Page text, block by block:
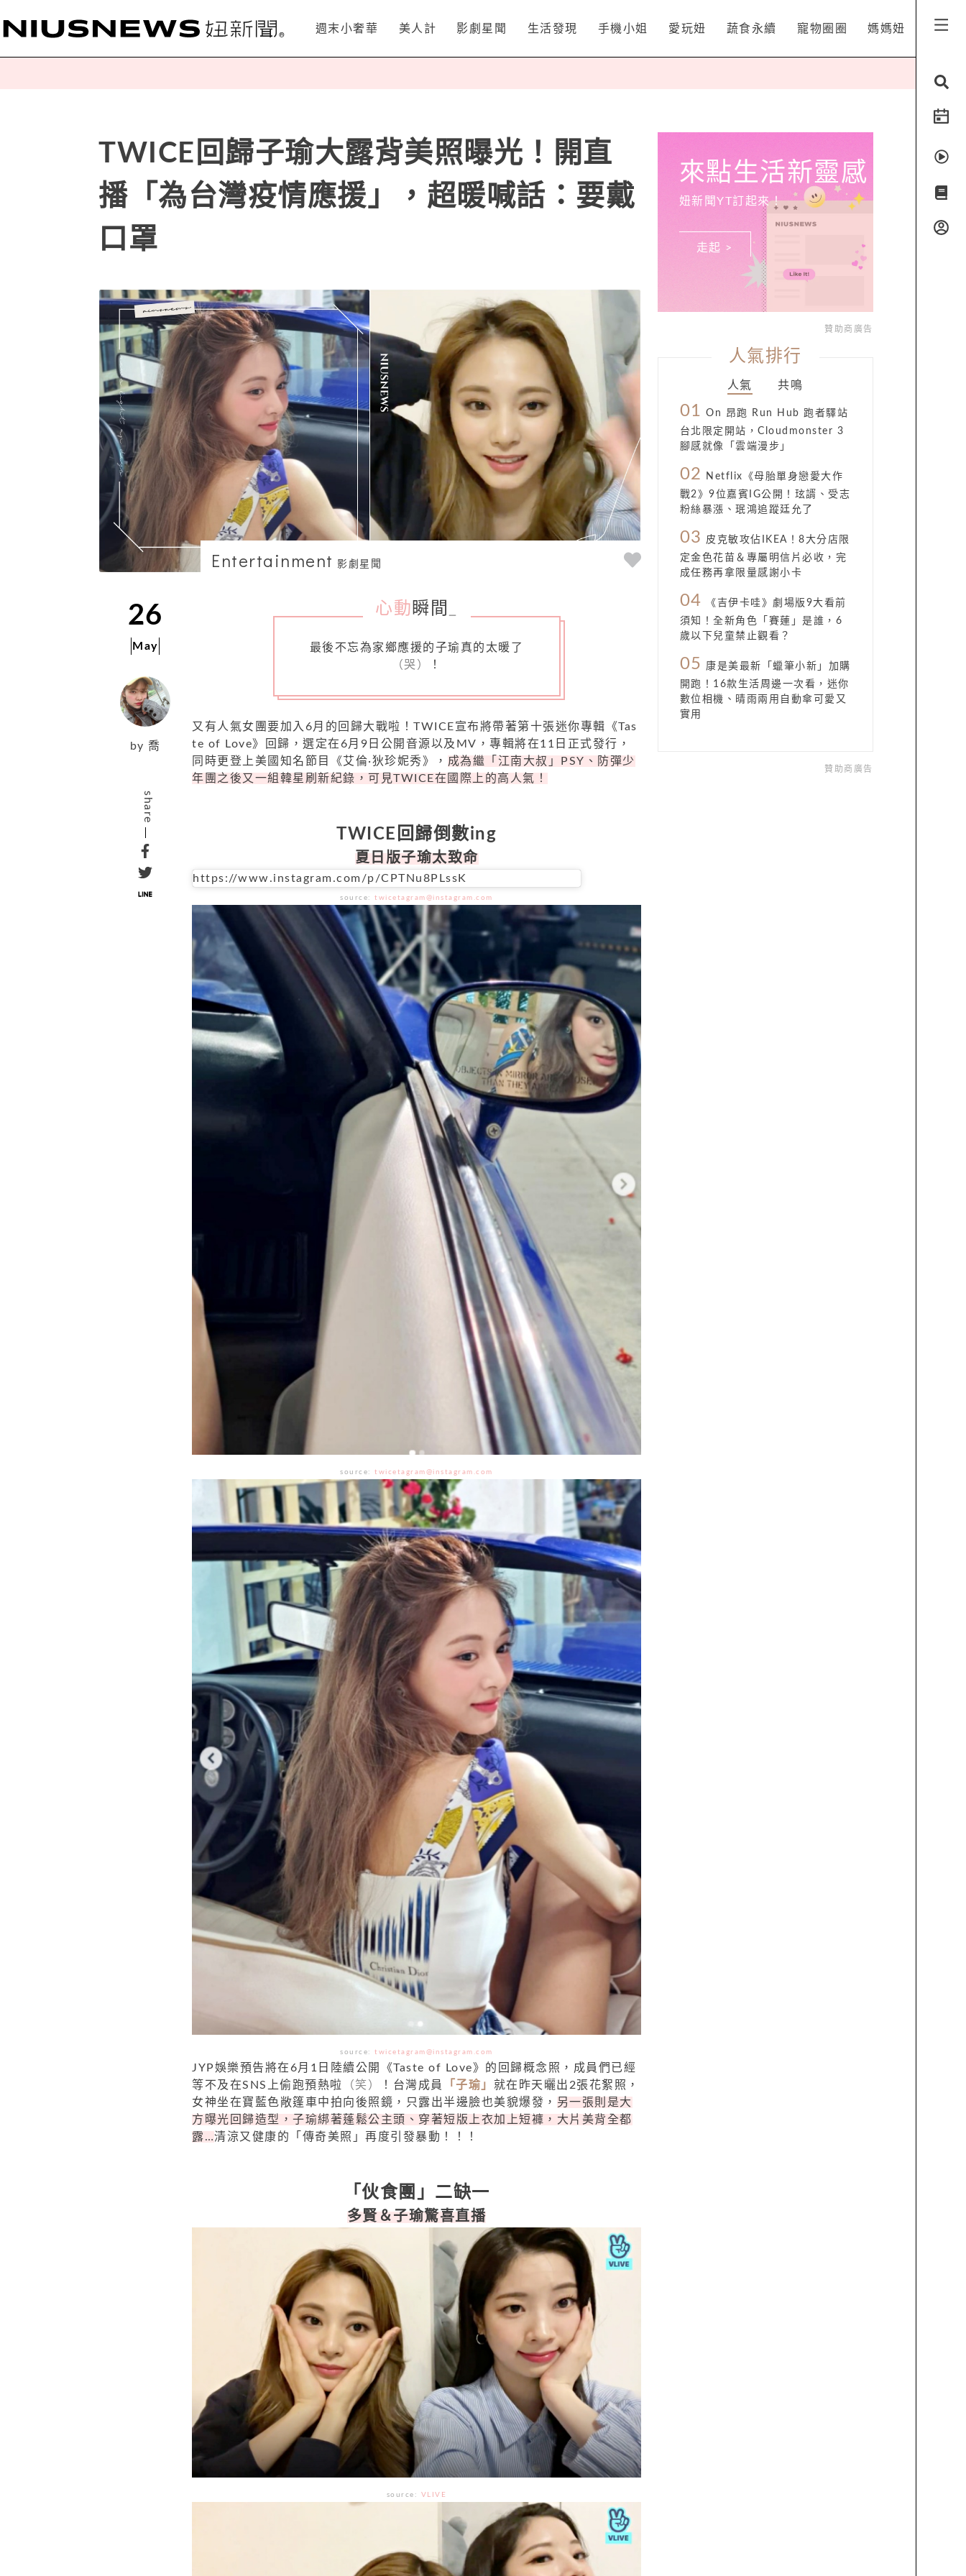
週末小奢華 美人計 影劇星聞 生活發現 手機小姐 愛玩妞 蔬食永續 寵物圈圈 媽媽妞
TWICE回歸子瑜大露背美照曝光！開直
播「為台灣疫情應援」，超暖喊話：要戴
口罩
Entertainment 影劇星聞
26
May
by 喬
share
心動 瞬間
最後不忘為家鄉應援的子瑜真的太暖了
（哭）
！
又有人氣女團要加入6月的回歸大戰啦！TWICE宣布將帶著第十張迷你專輯《Tas
te of Love》回歸，選定在6月9日公開音源以及MV，專輯將在11日正式發行，
同時更登上美國知名節目《艾倫·狄珍妮秀》， 成為繼「江南大叔」PSY、防彈少
年團之後又一組韓星刷新紀錄，可見TWICE在國際上的高人氣！
TWICE回歸倒數ing
夏日版子瑜太致命
https://www.instagram.com/p/CPTNu8PLssK
source:twicetagram@instagram.com
source:twicetagram@instagram.com
source:twicetagram@instagram.com
JYP娛樂預告將在6月1日陸續公開《Taste of Love》的回歸概念照，成員們已經
等不及在SNS上偷跑預熱啦
（笑） ！台灣成員 「子瑜」 就在昨天曬出2張花絮照，
女神坐在寶藍色敞篷車中拍向後照鏡，只露出半邊臉也美貌爆發， 另一張則是大
方曝光回歸造型，子瑜綁著蓬鬆公主頭、穿著短版上衣加上短褲，大片美背全都
露…清涼又健康的「傳奇美照」再度引發暴動！！！
「伙食團」二缺一
多賢＆子瑜驚喜直播
source: VLIVE
來點生活新靈感
妞新聞YT訂起來！
走起 >
贊助商廣告
人氣排行
人氣 共鳴
01 On 昂跑 Run Hub 跑者驛站
台北限定開站，Cloudmonster 3
腳感就像「雲端漫步」
02
Netflix《母胎單身戀愛大作
戰2》9位嘉賓IG公開！玹諝、受志
粉絲暴漲、珉鴻追蹤廷允了
03
皮克敏攻佔IKEA！8大分店限
定金色花苗＆專屬明信片必收，完
成任務再拿限量感謝小卡
04
《吉伊卡哇》劇場版9大看前
須知！全新角色「賽蓮」是誰，6
歲以下兒童禁止觀看？
05
康是美最新「蠟筆小新」加購
開跑！16款生活周邊一次看，迷你
數位相機、晴雨兩用自動傘可愛又
實用
贊助商廣告